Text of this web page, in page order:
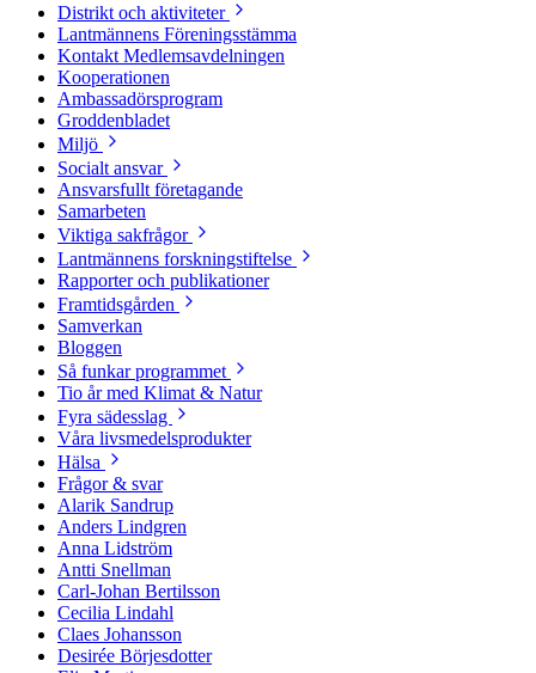
Distrikt och aktiviteter
Lantmännens Föreningsstämma
Kontakt Medlemsavdelningen
Kooperationen
Ambassadörsprogram
Groddenbladet
Miljö
Socialt ansvar
Ansvarsfullt företagande
Samarbeten
Viktiga sakfrågor
Lantmännens forskningstiftelse
Rapporter och publikationer
Framtidsgården
Samverkan
Bloggen
Så funkar programmet
Tio år med Klimat & Natur
Fyra sädesslag
Våra livsmedelsprodukter
Hälsa
Frågor & svar
Alarik Sandrup
Anders Lindgren
Anna Lidström
Antti Snellman
Carl-Johan Bertilsson
Cecilia Lindahl
Claes Johansson
Desirée Börjesdotter